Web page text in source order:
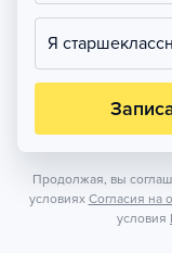
Я
Продолжая, вы
условиях Согласия на
условия